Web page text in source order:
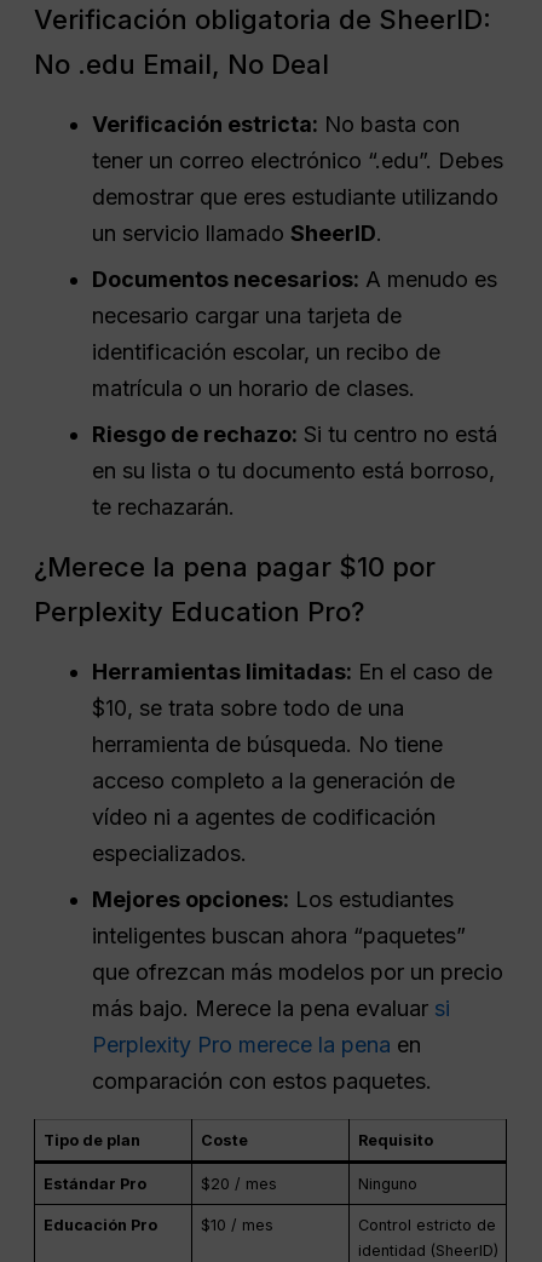
Verificación obligatoria de SheerID:
No .edu Email, No Deal
Verificación estricta: No basta con
tener un correo electrónico “.edu”. Debes
demostrar que eres estudiante utilizando
un servicio llamadoSheerID.
Documentos necesarios: A menudo es
necesario cargar una tarjeta de
identificación escolar, un recibo de
matrícula o un horario de clases.
Riesgo de rechazo: Si tu centro no está
en su lista o tu documento está borroso,
te rechazarán.
¿Merece la pena pagar $10 por
Perplexity Education Pro?
Herramientas limitadas: En el caso de
$10, se trata sobre todo de una
herramienta de búsqueda. No tiene
acceso completo a la generación de
vídeo ni a agentes de codificación
especializados.
Mejores opciones: Los estudiantes
inteligentes buscan ahora “paquetes”
que ofrezcan más modelos por un precio
más bajo. Merece la pena evaluar si
Perplexity Pro merece la pena en
comparación con estos paquetes.
Tipo de plan Coste Requisito
Estándar Pro $20 / mes Ninguno
Educación Pro $10 / mes
Control estricto de
identidad (SheerID)